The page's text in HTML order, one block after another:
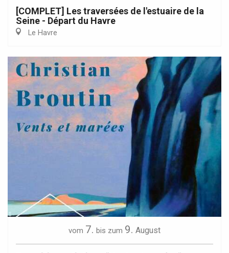
[COMPLET] Les traversées de l'estuaire de la
Seine - Départ du Havre
Le Havre
vom 7. bis zum 9. August